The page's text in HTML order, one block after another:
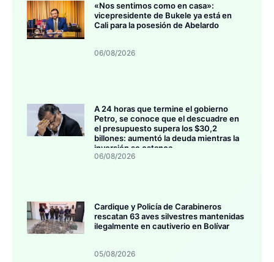
«Nos sentimos como en casa»:
vicepresidente de Bukele ya está en
Cali para la posesión de Abelardo
06/08/2026
A 24 horas que termine el gobierno
Petro, se conoce que el descuadre en
el presupuesto supera los $30,2
billones: aumentó la deuda mientras la
inversión se estanca
06/08/2026
Cardique y Policía de Carabineros
rescatan 63 aves silvestres mantenidas
ilegalmente en cautiverio en Bolívar
05/08/2026